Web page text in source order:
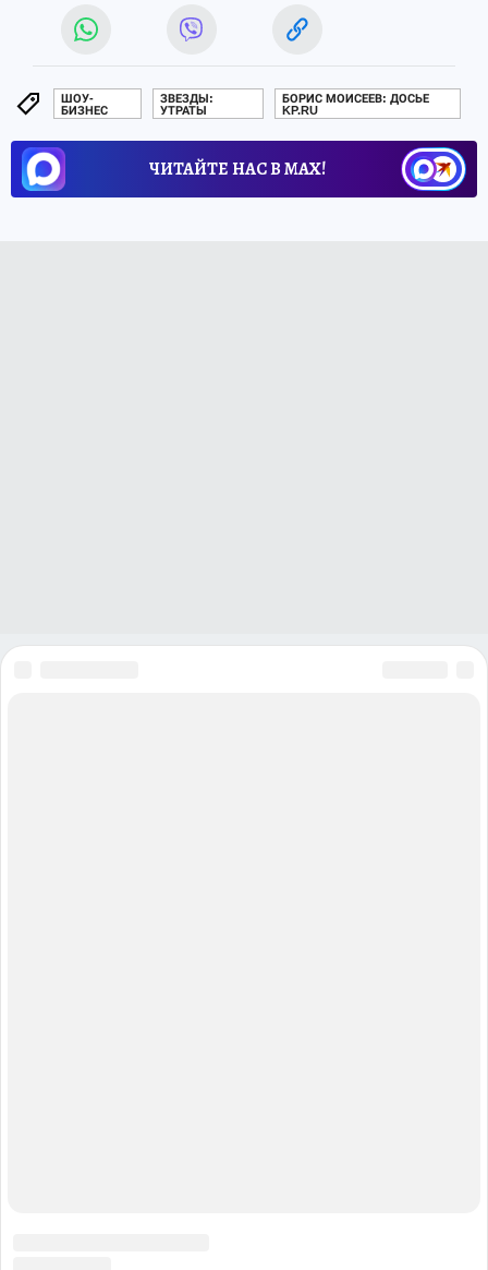
ШОУ-
БИЗНЕС
ЗВЕЗДЫ:
УТРАТЫ
БОРИС МОИСЕЕВ: ДОСЬЕ
KP.RU
ЧИТАЙТЕ НАС В МАХ!